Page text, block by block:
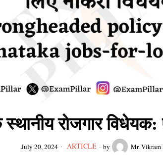
स्थानीय रोजगार
July 20, 2024 ARTICLE by Mr. Vikram